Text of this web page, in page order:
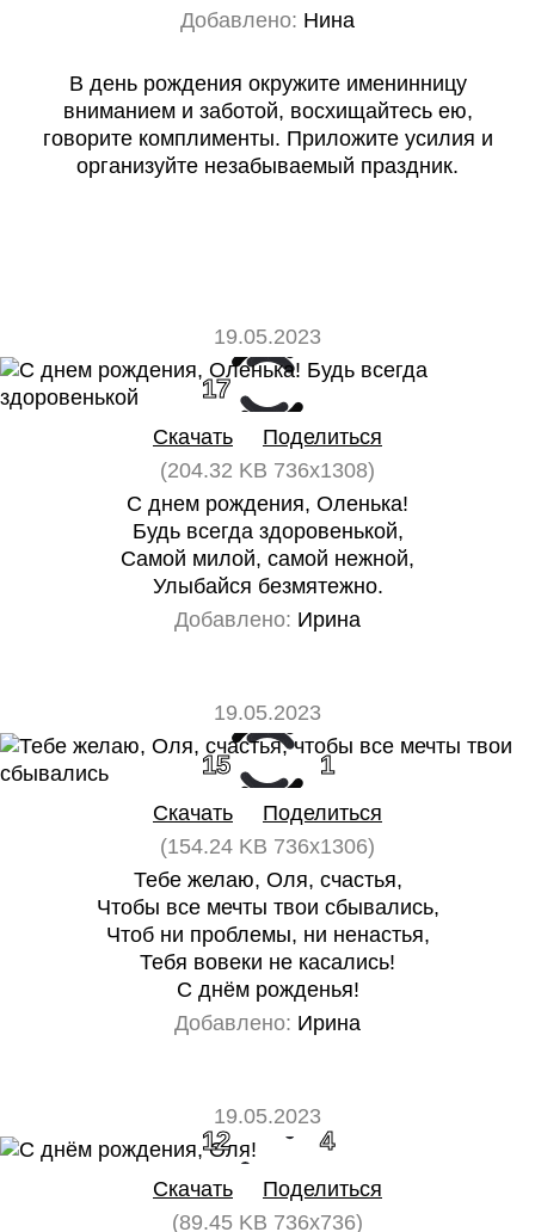
Добавлено: Нина
В день рождения окружите именинницу
вниманием и заботой, восхищайтесь ею,
говорите комплименты. Приложите усилия и
организуйте незабываемый праздник.
19.05.2023
17 0
Скачать
Поделиться
(204.32 KB 736x1308)
С днем рождения, Оленька!
Будь всегда здоровенькой,
Самой милой, самой нежной,
Улыбайся безмятежно.
Добавлено: Ирина
19.05.2023
15 1
Скачать
Поделиться
(154.24 KB 736x1306)
Тебе желаю, Оля, счастья,
Чтобы все мечты твои сбывались,
Чтоб ни проблемы, ни ненастья,
Тебя вовеки не касались!
С днём рожденья!
Добавлено: Ирина
19.05.2023
12 4
Скачать
Поделиться
(89.45 KB 736x736)